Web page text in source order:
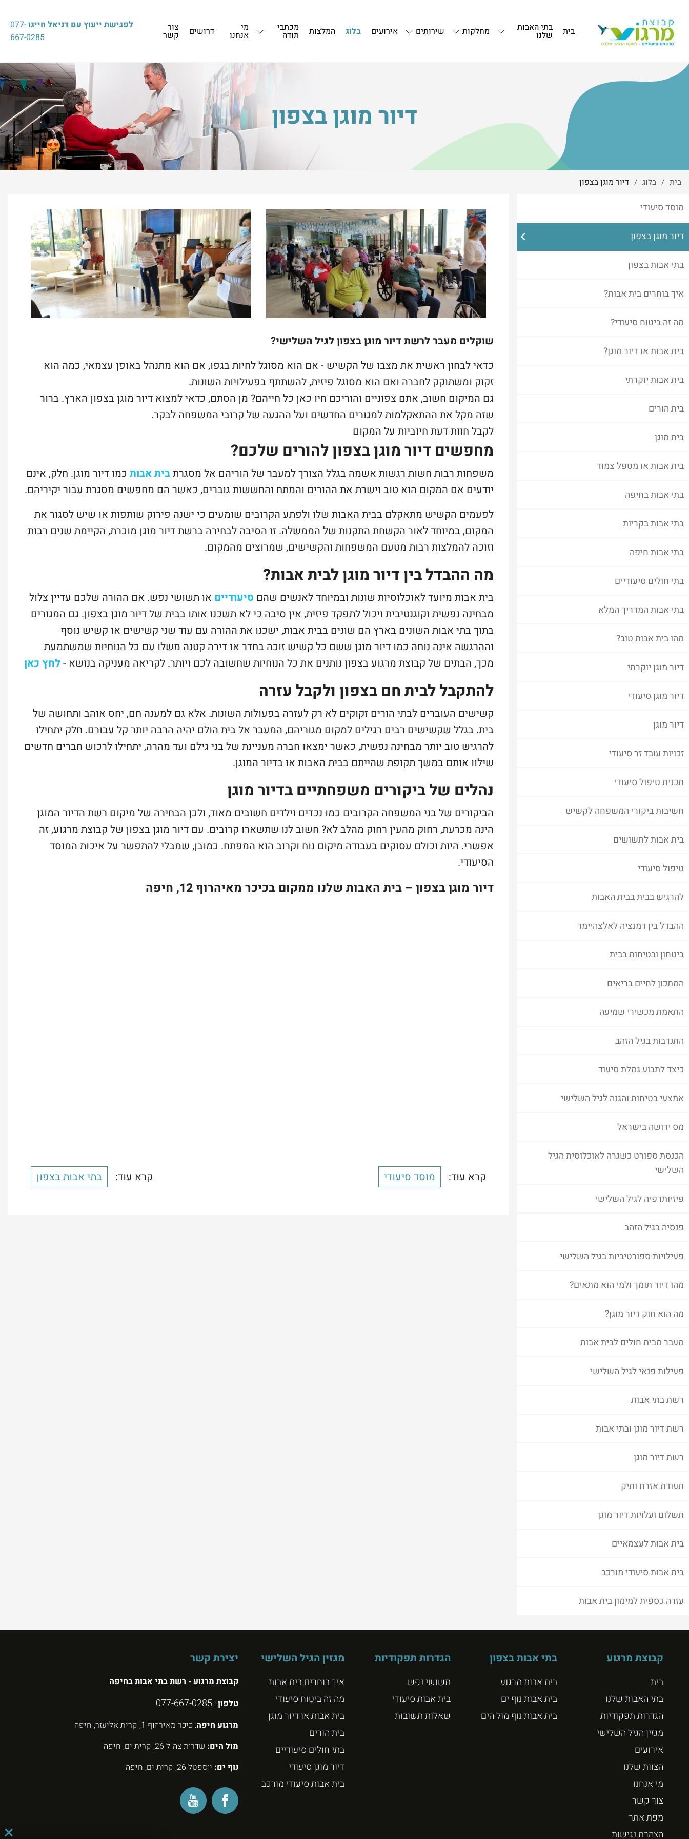
בית בתי האבות
שלנו מחלקות שירותים אירועים בלוג המלצות מכתבי
תודה
מי
אנחנו דרושים צור
קשר
לפגישת ייעוץ עם דניאל חייגו077-
667-0285
דיור מוגן בצפון
בית / בלוג / דיור מוגן בצפון
מוסד סיעודי
דיור מוגן בצפון
בתי אבות בצפון
איך בוחרים בית אבות?
מה זה ביטוח סיעודי?
בית אבות או דיור מוגן?
בית אבות יוקרתי
בית הורים
בית מוגן
בית אבות או מטפל צמוד
בתי אבות בחיפה
בתי אבות בקריות
בתי אבות חיפה
בתי חולים סיעודיים
בתי אבות המדריך המלא
מהו בית אבות טוב?
דיור מוגן יוקרתי
דיור מוגן סיעודי
דיור מוגן
זכויות עובד זר סיעודי
תכנית טיפול סיעודי
חשיבות ביקורי המשפחה לקשיש
בית אבות לתשושים
טיפול סיעודי
להרגיש בבית בבית האבות
ההבדל בין דמנציה לאלצהיימר
ביטחון ובטיחות בבית
המתכון לחיים בריאים
התאמת מכשירי שמיעה
התנדבות בגיל הזהב
כיצד לתבוע גמלת סיעוד
אמצעי בטיחות והגנה לגיל השלישי
מס ירושה בישראל
הכנסת ספורט כשגרה לאוכלוסית הגיל
השלישי
פיזיותרפיה לגיל השלישי
פנסיה בגיל הזהב
פעילויות ספורטיביות בגיל השלישי
מהו דיור תומך ולמי הוא מתאים?
מה הוא חוק דיור מוגן?
מעבר מבית חולים לבית אבות
פעילות פנאי לגיל השלישי
רשת בתי אבות
רשת דיור מוגן ובתי אבות
רשת דיור מוגן
תעודת אזרח ותיק
תשלום ועלויות דיור מוגן
בית אבות לעצמאיים
בית אבות סיעודי מורכב
עזרה כספית למימון בית אבות
שוקלים מעבר לרשת דיור מוגן בצפון לגיל השלישי?
כדאי לבחון ראשית את מצבו של הקשיש - אם הוא מסוגל לחיות בגפו, אם הוא מתנהל באופן עצמאי, כמה הוא
זקוק ומשתוקק לחברה ואם הוא מסוגל פיזית, להשתתף בפעילויות השונות.
גם המיקום חשוב, אתם צפוניים והוריכם חיו כאן כל חייהם? מן הסתם, כדאי למצוא דיור מוגן בצפון הארץ. ברור
שזה מקל את ההתאקלמות למגורים החדשים ועל ההגעה של קרובי המשפחה לבקר.
לקבל חוות דעת חיוביות על המקום
מחפשים דיור מוגן בצפון להורים שלכם?
משפחות רבות חשות רגשות אשמה בגלל הצורך למעבר של הוריהם אל מסגרתבית אבות כמו דיור מוגן. חלק, אינם
יודעים אם המקום הוא טוב וישרת את ההורים והמתח והחששות גוברים, כאשר הם מחפשים מסגרת עבור יקיריהם.
לפעמים הקשיש מתאקלם בבית האבות שלו ולפתע הקרובים שומעים כי ישנה פירוק שותפות או שיש לסגור את
המקום, במיוחד לאור הקשחת התקנות של הממשלה. זו הסיבה לבחירה ברשת דיור מוגן מוכרת, הקיימת שנים רבות
וזוכה להמלצות רבות מטעם המשפחות והקשישים, שמרוצים מהמקום.
מה ההבדל בין דיור מוגן לבית אבות?
בית אבות מיועד לאוכלוסיות שונות ובמיוחד לאנשים שהם סיעודיים או תשושי נפש. אם ההורה שלכם עדיין צלול
מבחינה נפשית וקוגנטיבית ויכול לתפקד פיזית, אין סיבה כי לא תשכנו אותו בבית של דיור מוגן בצפון. גם המגורים
בתוך בתי אבות השונים בארץ הם שונים בבית אבות, ישכנו את ההורה עם עוד שני קשישים או קשיש נוסף
וההרגשה אינה נוחה כמו דיור מוגן ששם כל קשיש זוכה בחדר או דירה קטנה משלו עם כל הנוחיות שמשתמעת
מכך, הבתים של קבוצת מרגוע בצפון נותנים את כל הנוחיות שחשובה לכם ויותר. לקריאה מעניקה בנושא -לחץ כאן
להתקבל לבית חם בצפון ולקבל עזרה
קשישים העוברים לבתי הורים זקוקים לא רק לעזרה בפעולות השונות. אלא גם למענה חם, יחס אוהב ותחושה של
בית. בגלל שקשישים רבים רגילים למקום מגוריהם, המעבר אל בית הולם יהיה הרבה יותר קל עבורם. חלק יתחילו
להרגיש טוב יותר מבחינה נפשית, כאשר ימצאו חברה מעניינת של בני גילם ועד מהרה, יתחילו לרכוש חברים חדשים
שילוו אותם במשך תקופת שהייתם בבית האבות או בדיור המוגן.
נהלים של ביקורים משפחתיים בדיור מוגן
הביקורים של בני המשפחה הקרובים כמו נכדים וילדים חשובים מאוד, ולכן הבחירה של מיקום רשת הדיור המוגן
הינה מכרעת, רחוק מהעין רחוק מהלב לא? חשוב לנו שתשארו קרובים. עם דיור מוגן בצפון של קבוצת מרגוע, זה
אפשרי. היות וכולם עסוקים בעבודה מיקום נוח וקרוב הוא המפתח. כמובן, שמבלי להתפשר על איכות המוסד
הסיעודי.
דיור מוגן בצפון – בית האבות שלנו ממקום בכיכר מאיהרוף 12, חיפה
קרא עוד: מוסד סיעודי קרא עוד: בתי אבות בצפון
קבוצת מרגוע
בית
בתי האבות שלנו
הגדרות תפקודיות
מגזין הגיל השלישי
אירועים
הצוות שלנו
מי אנחנו
צור קשר
מפת אתר
הצהרת נגישות
בתי אבות בצפון
בית אבות מרגוע
בית אבות נוף ים
בית אבות נוף מול הים
הגדרות תפקודיות
תשושי נפש
בית אבות סיעודי
שאלות תשובות
מגזין הגיל השלישי
איך בוחרים בית אבות
מה זה ביטוח סיעודי
בית אבות או דיור מוגן
בית הורים
בתי חולים סיעודיים
דיור מוגן סיעודי
בית אבות סיעודי מורכב
יצירת קשר
קבוצת מרגוע - רשת בתי אבות בחיפה
טלפון:
077-667-0285
מרגוע חיפה: כיכר מאירהוף 1, קרית אליעזר, חיפה
מול הים: שדרות צה"ל 26, קרית ים, חיפה
נוף ים: יוספטל 26, קרית ים, חיפה